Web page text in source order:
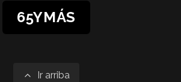
65YMÁS
Ir arriba